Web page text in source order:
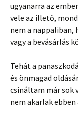
ugyanarra az
vele az illető,
nem a nappaliban,
vagy a bevásárlás
Tehát a
és önmagad
csináltam már sok
nem akarlak